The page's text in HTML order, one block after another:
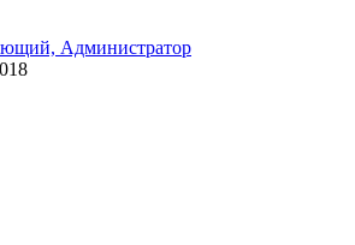
Администратор